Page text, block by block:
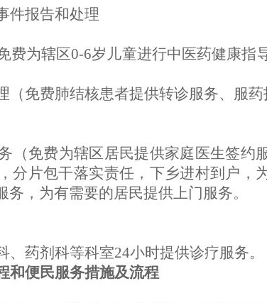
件报告和处理
费为辖区0-6岁儿童进行中医药健康指
（免费肺结核患者提供转诊服务、服药
（免费为辖区居民提供家庭医生签约
分片包干落实责任，下乡进村到户，
，为有需要的居民提供上门服务。
药剂科等科室24小时提供诊疗服务。
和便民服务措施及流程